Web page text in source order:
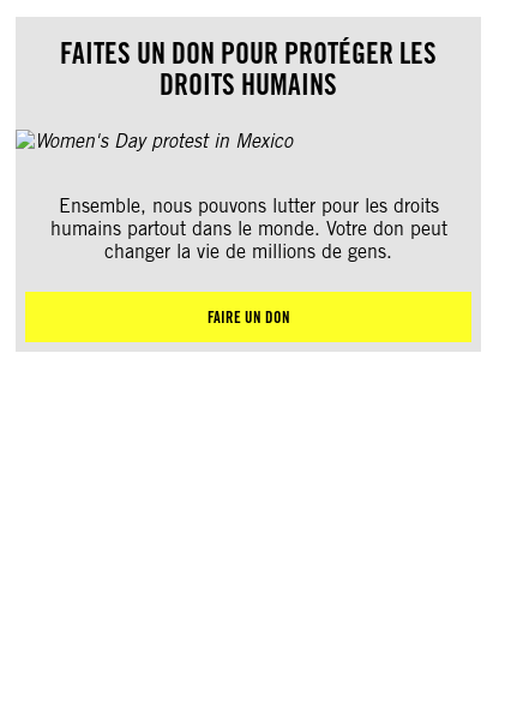
FAITES UN DON POUR PROTÉGER LES
DROITS HUMAINS
Ensemble, nous pouvons lutter pour les droits
humains partout dans le monde. Votre don peut
changer la vie de millions de gens.
FAIRE UN DON